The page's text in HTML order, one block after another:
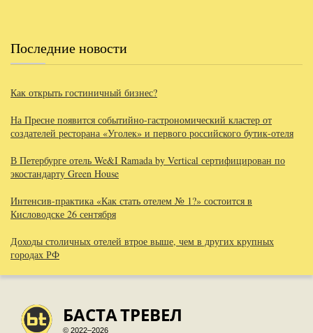
Последние новости
Как открыть гостиничный бизнес?
На Пресне появится событийно-гастрономический кластер от
создателей ресторана «Уголек» и первого российского бутик-отеля
В Петербурге отель We&I Ramada by Vertical сертифицирован по
экостандарту Green House
Интенсив-практика «Как стать отелем № 1?» состоится в
Кисловодске 26 сентября
Доходы столичных отелей втрое выше, чем в других крупных
городах РФ
БАСТАТРЕВЕЛ
© 2022–2026